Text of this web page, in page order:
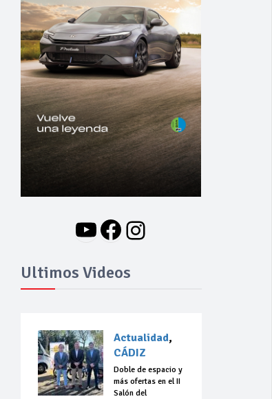
NOVEDADES
Nuevo BMW i3: Y
finalmente el Serie 3
se hizo eléctrico
YouTube
Facebook
Instagram
Ultimos Videos
Actualidad,
CÁDIZ
Doble de espacio y
más ofertas en el II
Salón del